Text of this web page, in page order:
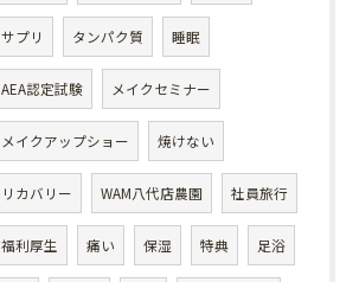
サプリ タンパク質 睡眠
AEA認定試験 メイクセミナー
メイクアップショー 焼けない
リカバリー WAM八代店農園 社員旅行
福利厚生 痛い 保湿 特典 足浴